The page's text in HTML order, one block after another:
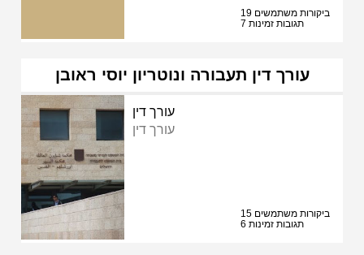
19 ביקורות משתמשים
7 תגובות זמינות
עורך דין תעבורה ונוטריון יוסי ראובן
עורך דין
עורך דין
15 ביקורות משתמשים
6 תגובות זמינות